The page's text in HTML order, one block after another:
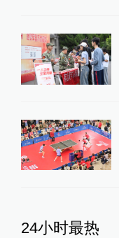
24小时最热